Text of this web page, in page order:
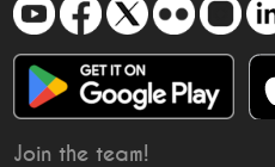
Join the team!